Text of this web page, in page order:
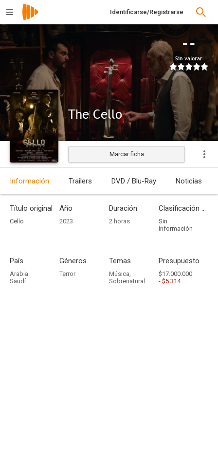
Identificarse/Registrarse
--
Sin valorar
The Cello
Estrenada
Marcar ficha
Información Trailers DVD / Blu-Ray Noticias
Título original
Cello
Año
2023
Duración
2 horas
Clasificación por edades
Sin
información
País
Arabia
Saudí
Géneros
Terror
Temas
Música,
Sobrenatural
Presupuesto - Ingresos
$17.000.000
- $5.314